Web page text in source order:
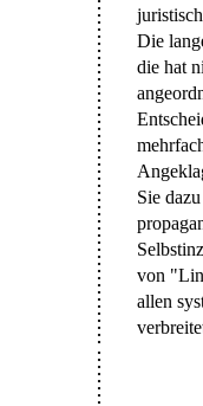
Die
die hat
Sie
von
allen